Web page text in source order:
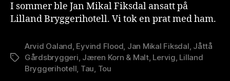
I sommer ble Jan Mikal Fiksdal ansatt på
Lilland Bryggerihotell. Vi tok en prat med ham.
Stikkord
Arvid Oaland, Eyvind Flood, Jan Mikal Fiksdal, Jåttå
Gårdsbryggeri, Jæren Korn & Malt, Lervig, Lilland
Bryggerihotell, Tau, Tou